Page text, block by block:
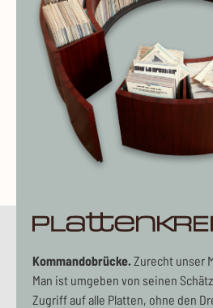
Kommandobrücke. Zurecht unser
Man ist umgeben von seinen
Zugriff auf alle Platten, ohne den